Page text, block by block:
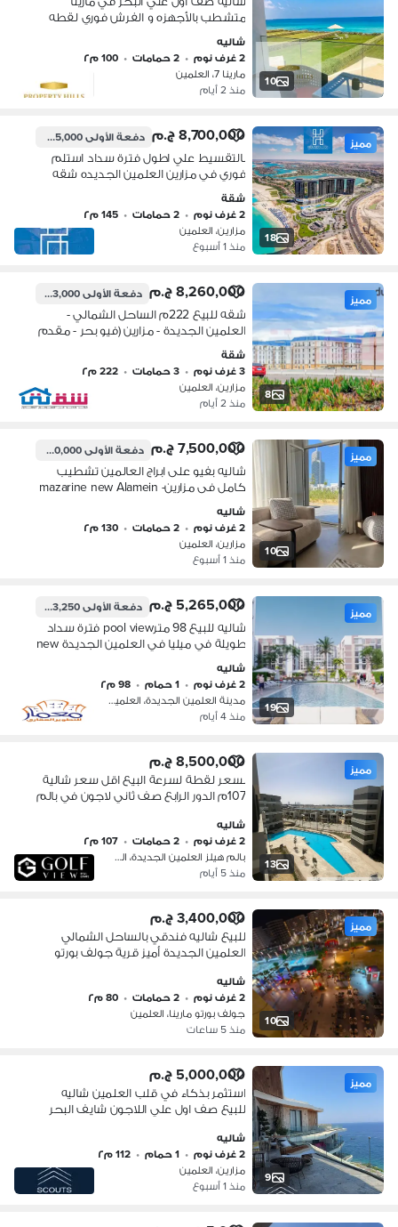
10
متشطب بالأجهزه و الفرش فوري لقطه
في عالمين
شاليه
2 غرف نوم
• 2 حمامات • 100 م٢
مارينا 7، العلمين
منذ 2 أيام
18
مميز 8,700,000 ج.م دفعة الأولى435,000 ج.م
بالتقسيط علي اطول فترة سداد استلم
فوري في مزارين العلمين الجديده شقه
بفيو مميز علي البحر و ابراج العلمين
متشطبه بالكامل Mazarine New Alamein
شقة
2 غرف نوم
• 2 حمامات • 145 م٢
مزارين، العلمين
منذ 1 أسبوع
8
مميز 8,260,000 ج.م دفعة الأولى413,000 ج.م
شقه للبيع 222م الساحل الشمالي -
العلمين الجديدة - مزارين (فيو بحر - مقدم
413,000 ج - إستلام فوري)
شقة
3 غرف نوم
• 3 حمامات • 222 م٢
مزارين، العلمين
منذ 2 أيام
10
مميز 7,500,000 ج.م دفعة الأولى750,000 ج.م
شاليه بفيو على ابراج العالمين تشطيب
كامل فى مزارين- mazarine new Alamein
بالتقسيط على اطول فتره
شاليه
2 غرف نوم
• 2 حمامات • 130 م٢
مزارين، العلمين
منذ 1 أسبوع
19
مميز 5,265,000 ج.م دفعة الأولى263,250 ج.م
شاليه للبيع 98 مترpool view فترة سداد
طويلة في ميليا في العلمين الجديدة new
alamein north coast
شاليه
2 غرف نوم
• 1 حمام • 98 م٢
مدينة العلمين الجديدة، العلمين
منذ 4 أيام
13
مميز 8,500,000 ج.م
بسعر لقطة لسرعة البيع اقل سعر شالية
107م الدور الرابع صف ثاني لاجون في بالم
وسياحي فاخر يقع في قلب مدينة
العلمين الجديد
شاليه
2 غرف نوم
• 2 حمامات • 107 م٢
بالم هيلز العلمين الجديدة، العلمين
منذ 5 أيام
10
مميز 3,400,000 ج.م
للبيع شاليه فندقي بالساحل الشمالي
العلمين الجديدة أميز قرية جولف بورتو
شاليه
2 غرف نوم
• 2 حمامات • 80 م٢
جولف بورتو مارينا، العلمين
منذ 5 ساعات
9
مميز 5,000,000 ج.م
استثمر بذكاء في قلب العلمين شاليه
للبيع صف اول علي اللاجون شايف البحر
فوري لوكيشن بحري مميز قرب مارينا
Marina
شاليه
2 غرف نوم
• 1 حمام • 112 م٢
مزارين، العلمين
منذ 1 أسبوع